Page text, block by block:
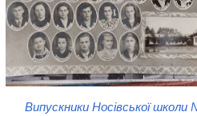
Випускники Носівської школи